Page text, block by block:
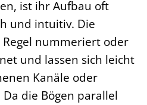
ist ihr Aufbau oft
und intuitiv. Die
nummeriert oder
und lassen sich leicht
Kanäle oder
die Bögen parallel